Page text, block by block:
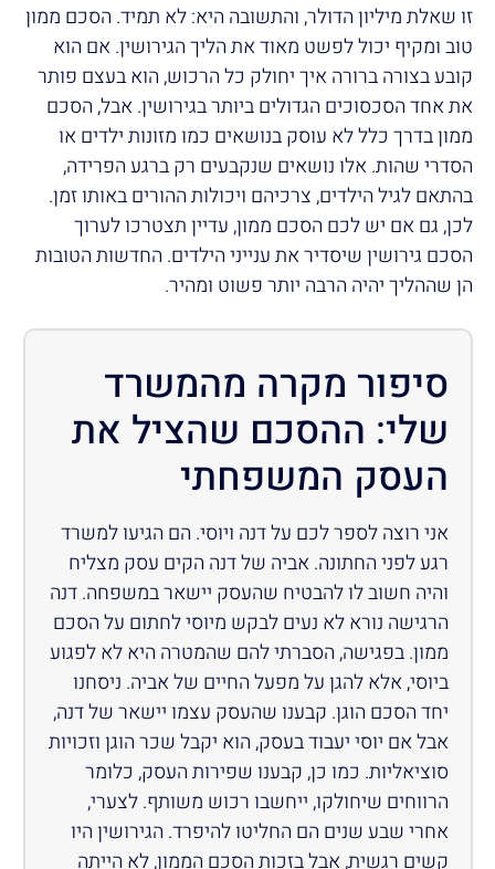
זו שאלת מיליון הדולר, והתשובה היא: לא תמיד. הסכם ממון
טוב ומקיף יכול לפשט מאוד את הליך הגירושין. אם הוא
קובע בצורה ברורה איך יחולק כל הרכוש, הוא בעצם פותר
את אחד הסכסוכים הגדולים ביותר בגירושין. אבל, הסכם
ממון בדרך כלל לא עוסק בנושאים כמו מזונות ילדים או
הסדרי שהות. אלו נושאים שנקבעים רק ברגע הפרידה,
בהתאם לגיל הילדים, צרכיהם ויכולות ההורים באותו זמן.
לכן, גם אם יש לכם הסכם ממון, עדיין תצטרכו לערוך
הסכם גירושין שיסדיר את ענייני הילדים. החדשות הטובות
הן שההליך יהיה הרבה יותר פשוט ומהיר.
סיפור מקרה מהמשרד
שלי: ההסכם שהציל את
העסק המשפחתי
אני רוצה לספר לכם על דנה ויוסי. הם הגיעו למשרד
רגע לפני החתונה. אביה של דנה הקים עסק מצליח
והיה חשוב לו להבטיח שהעסק יישאר במשפחה. דנה
הרגישה נורא לא נעים לבקש מיוסי לחתום על הסכם
ממון. בפגישה, הסברתי להם שהמטרה היא לא לפגוע
ביוסי, אלא להגן על מפעל החיים של אביה. ניסחנו
יחד הסכם הוגן. קבענו שהעסק עצמו יישאר של דנה,
אבל אם יוסי יעבוד בעסק, הוא יקבל שכר הוגן וזכויות
סוציאליות. כמו כן, קבענו שפירות העסק, כלומר
הרווחים שיחולקו, ייחשבו רכוש משותף. לצערי,
אחרי שבע שנים הם החליטו להיפרד. הגירושין היו
קשים רגשית, אבל בזכות הסכם הממון, לא הייתה